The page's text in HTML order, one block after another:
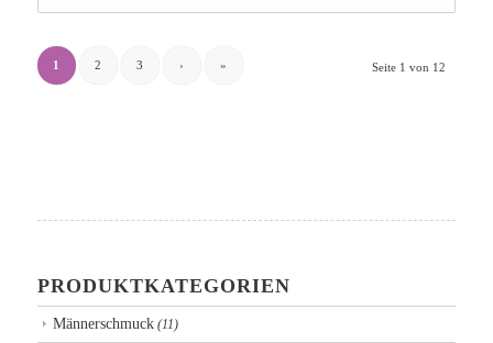
Seite 1 von 12
1 2 3 › »
PRODUKTKATEGORIEN
Männerschmuck (11)